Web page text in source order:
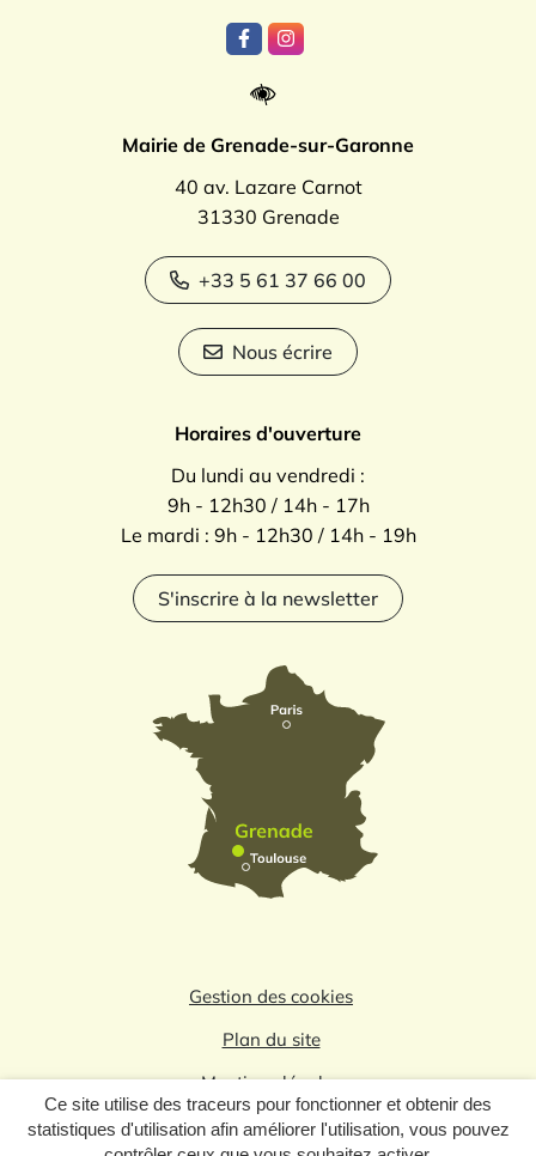
Ce site utilise des traceurs pour fonctionner et obtenir des
statistiques d'utilisation afin améliorer l'utilisation, vous pouvez
Lien vers le compte Facebook
Lien vers le compte
Mairie de Grenade-sur-Garonne
40 av. Lazare Carnot
31330 Grenade
+33 5 61 37 66 00
Nous écrire
Horaires d'ouverture
Du lundi au vendredi :
9h - 12h30 / 14h - 17h
Le mardi : 9h - 12h30 / 14h - 19h
S'inscrire à la newsletter
Gestion des cookies
Plan du site
Mentions légales
Politique de confidentialité